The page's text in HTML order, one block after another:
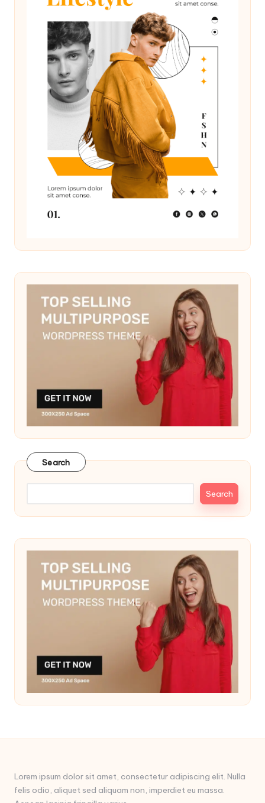
Search
Search
Lorem ipsum dolor sit amet, consectetur adipiscing elit. Nulla
felis odio, aliquet sed aliquam non, imperdiet eu massa.